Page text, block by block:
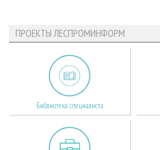
ПРОЕКТЫ ЛЕСПРОМИНФОРМ
Библиотека специалиста